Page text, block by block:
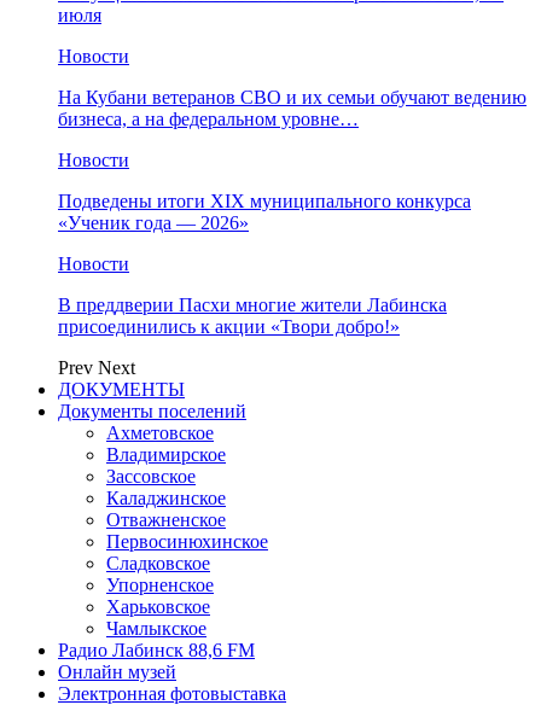
июля
Новости
На Кубани ветеранов СВО и их семьи обучают ведению
бизнеса, а на федеральном уровне…
Новости
Подведены итоги XIX муниципального конкурса
«Ученик года — 2026»
Новости
В преддверии Пасхи многие жители Лабинска
присоединились к акции «Твори добро!»
Prev Next
ДОКУМЕНТЫ
Документы поселений
Ахметовское
Владимирское
Зассовское
Каладжинское
Отважненское
Первосинюхинское
Сладковское
Упорненское
Харьковское
Чамлыкское
Радио Лабинск 88,6 FM
Онлайн музей
Электронная фотовыставка